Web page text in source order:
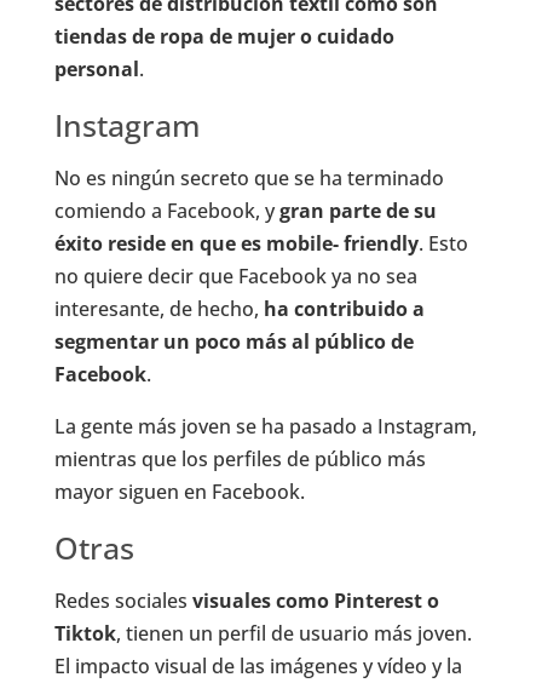
tiendas de ropa de mujer o cuidado
personal.
Instagram
No es ningún secreto que se ha terminado
comiendo a Facebook, ygran parte de su
éxito reside en que es mobile- friendly. Esto
no quiere decir que Facebook ya no sea
interesante, de hecho, ha contribuido a
segmentar un poco más al público de
Facebook.
La gente más joven se ha pasado a Instagram,
mientras que los perfiles de público más
mayor siguen en Facebook.
Otras
Redes sociales visuales como Pinterest o
Tiktok, tienen un perfil de usuario más joven.
El impacto visual de las imágenes y vídeo y la